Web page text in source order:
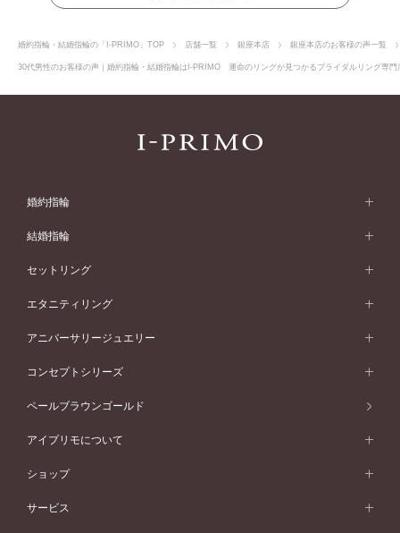
婚約指輪・結婚指輪の「I-PRIMO」TOP 店舗一覧 銀座本店 銀座本店のお客様の声一覧
30代男性のお客様の声｜婚約指輪・結婚指輪はI-PRIMO 運命のリングが見つかるブライダルリング専
婚約指輪
婚約指輪 (エンゲージリング)
婚約指輪一覧
ピンクゴールド
ペールブラウンゴールド
ウェーブライン
V字ライン
ワンサイドメレ
ダブルサイドメレ
シンプル
フェミニン
モード
50万円台～
40万円台～
30万円台～
婚約指輪 人気ランキング
婚約ネックレス
結婚指輪
結婚指輪 (マリッジリング)
結婚指輪一覧
ピンクゴールド
ペールブラウンゴールド
ウェーブライン
V字ライン
ワンメレ
セベラルメレ
シンプル
フェミニン
モード
50万円～
40万円～50万円
セットリング
セットリング
セットリング一覧
ピンクゴールド
ペールブラウンゴールド
エタニティリング
エタニティリング
エタニティリング一覧
ピンクゴールド
ペールブラウンゴールド
アニバーサリージュエリー
アニバーサリージュエリー
アニバーサリージュエリー一覧
ファッションリング
ブレスレット
コンセプトシリーズ
コンセプトシリーズ
オリジンビリーフ
エトワル
ペールブラウンゴールド
アイプリモについて
アイプリモについて
パーソナルハンド診断
ショップ
店舗一覧
サービス